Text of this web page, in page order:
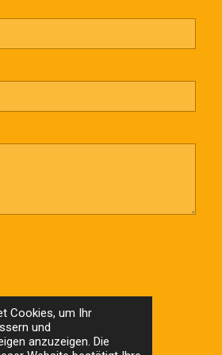
Cookies, um Ihr
und
anzuzeigen. Die